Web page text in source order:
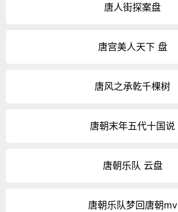
唐人街探案盘
唐宫美人天下 盘
唐风之承乾千棵树
唐朝末年五代十国说
唐朝乐队 云盘
唐朝乐队梦回唐朝mv